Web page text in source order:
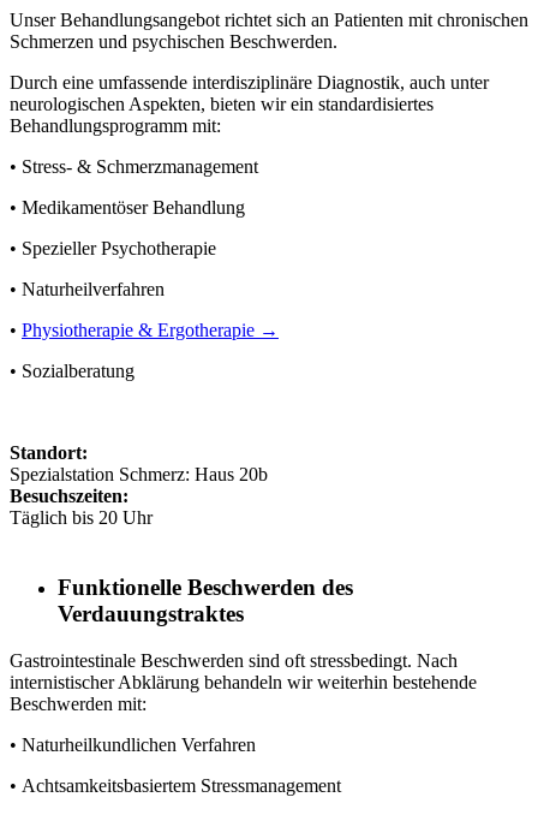
Unser Behandlungsangebot richtet sich an Patienten mit chronischen
Schmerzen und psychischen Beschwerden.
Durch eine umfassende interdisziplinäre Diagnostik, auch unter
neurologischen Aspekten, bieten wir ein standardisiertes
Behandlungsprogramm mit:
• Stress- & Schmerzmanagement
• Medikamentöser Behandlung
• Spezieller Psychotherapie
• Naturheilverfahren
• Physiotherapie & Ergotherapie →
• Sozialberatung
Standort:
Spezialstation Schmerz: Haus 20b
Besuchszeiten:
Täglich bis 20 Uhr
Funktionelle Beschwerden des
Verdauungstraktes
Gastrointestinale Beschwerden sind oft stressbedingt. Nach
internistischer Abklärung behandeln wir weiterhin bestehende
Beschwerden mit:
• Naturheilkundlichen Verfahren
• Achtsamkeitsbasiertem Stressmanagement